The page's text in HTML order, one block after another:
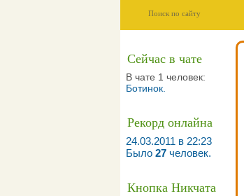
Сейчас в чате
В чате 1 человек:
Ботинок
Рекорд онлайна
24.03.2011 в 22:23
Было 27 человек.
Кнопка Никчата